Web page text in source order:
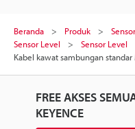
Beranda Produk
Sensor Level
Sensor Level
Kabel kawat sambungan
FREE AKSES
KEYENCE